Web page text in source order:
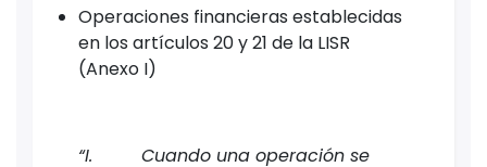
Operaciones financieras establecidas
en los artículos 20 y 21 de la LISR
(Anexo I)
“I. Cuando una operación se